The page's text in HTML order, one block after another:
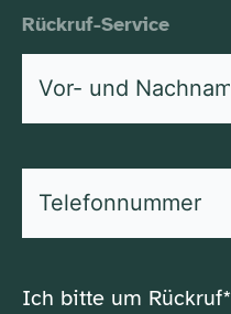
Rückruf-Service
und
Nachname*
Ich bitte um Rückruf*